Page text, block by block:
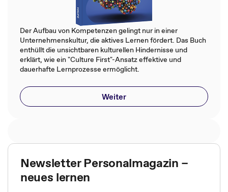
Der Aufbau von Kompetenzen gelingt nur in einer
Unternehmenskultur, die aktives Lernen fördert. Das Buch
enthüllt die unsichtbaren kulturellen Hindernisse und
erklärt, wie ein "Culture First"-Ansatz effektive und
dauerhafte Lernprozesse ermöglicht.
Weiter
Newsletter Personalmagazin –
neues lernen